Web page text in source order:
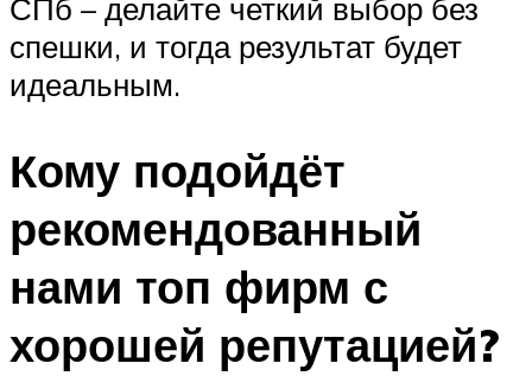
СПб – делайте четкий выбор без
спешки, и тогда результат будет
идеальным.
Кому подойдёт
рекомендованный
нами топ фирм с
хорошей репутацией?